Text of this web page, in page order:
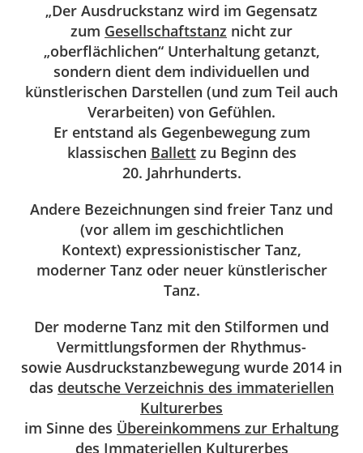
„Der Ausdruckstanz wird im Gegensatz
zum Gesellschaftstanz nicht zur
„oberflächlichen“ Unterhaltung getanzt,
sondern dient dem individuellen und
künstlerischen Darstellen (und zum Teil auch
Verarbeiten) von Gefühlen.
Er entstand als Gegenbewegung zum
klassischen Ballettzu Beginn des
20. Jahrhunderts.
Andere Bezeichnungen sind freier Tanz und
(vor allem im geschichtlichen
Kontext) expressionistischer Tanz,
moderner Tanz oder neuer künstlerischer
Tanz.
Der moderne Tanz mit den Stilformen und
Vermittlungsformen der Rhythmus-
sowie Ausdruckstanzbewegung wurde 2014 in
das deutsche Verzeichnis des immateriellen
Kulturerbes
im Sinne des Übereinkommens zur Erhaltung
des Immateriellen Kulturerbes